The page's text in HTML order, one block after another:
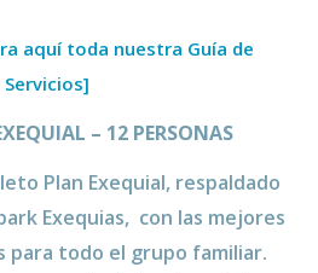
aquí toda nuestra Guía de
Servicios]
– 12 PERSONAS
Plan Exequial, respaldado
Exequias, con las mejores
para todo el grupo familiar.